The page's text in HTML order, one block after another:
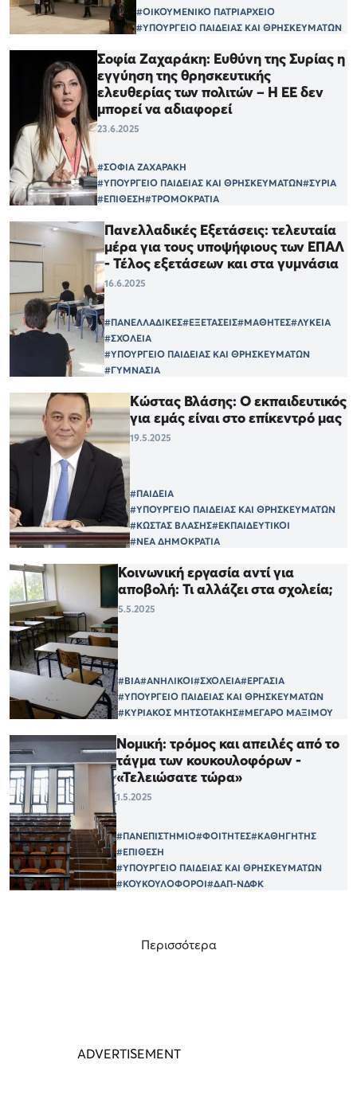
#ΟΙΚΟΥΜΕΝΙΚΟ ΠΑΤΡΙΑΡΧΕΙΟ
#ΥΠΟΥΡΓΕΙΟ ΠΑΙΔΕΙΑΣ ΚΑΙ ΘΡΗΣΚΕΥΜΑΤΩΝ
Σοφία Ζαχαράκη: Ευθύνη της Συρίας η
εγγύηση της θρησκευτικής
ελευθερίας των πολιτών – Η ΕΕ δεν
μπορεί να αδιαφορεί
23.6.2025
#ΣΟΦΙΑ ΖΑΧΑΡΑΚΗ
#ΥΠΟΥΡΓΕΙΟ ΠΑΙΔΕΙΑΣ ΚΑΙ ΘΡΗΣΚΕΥΜΑΤΩΝ#ΣΥΡΙΑ
#ΕΠΙΘΕΣΗ#ΤΡΟΜΟΚΡΑΤΙΑ
Πανελλαδικές Εξετάσεις: τελευταία
μέρα για τους υποψήφιους των ΕΠΑΛ
- Τέλος εξετάσεων και στα γυμνάσια
16.6.2025
#ΠΑΝΕΛΛΑΔΙΚΕΣ#ΕΞΕΤΑΣΕΙΣ#ΜΑΘΗΤΕΣ#ΛΥΚΕΙΑ
#ΣΧΟΛΕΙΑ
#ΥΠΟΥΡΓΕΙΟ ΠΑΙΔΕΙΑΣ ΚΑΙ ΘΡΗΣΚΕΥΜΑΤΩΝ
#ΓΥΜΝΑΣΙΑ
Κώστας Βλάσης: Ο εκπαιδευτικός
για εμάς είναι στο επίκεντρό μας
19.5.2025
#ΠΑΙΔΕΙΑ
#ΥΠΟΥΡΓΕΙΟ ΠΑΙΔΕΙΑΣ ΚΑΙ ΘΡΗΣΚΕΥΜΑΤΩΝ
#ΚΩΣΤΑΣ ΒΛΑΣΗΣ#ΕΚΠΑΙΔΕΥΤΙΚΟΙ
#ΝΕΑ ΔΗΜΟΚΡΑΤΙΑ
Κοινωνική εργασία αντί για
αποβολή: Τι αλλάζει στα σχολεία;
5.5.2025
#ΒΙΑ#ΑΝΗΛΙΚΟΙ#ΣΧΟΛΕΙΑ#ΕΡΓΑΣΙΑ
#ΥΠΟΥΡΓΕΙΟ ΠΑΙΔΕΙΑΣ ΚΑΙ ΘΡΗΣΚΕΥΜΑΤΩΝ
#ΚΥΡΙΑΚΟΣ ΜΗΤΣΟΤΑΚΗΣ#ΜΕΓΑΡΟ ΜΑΞΙΜΟΥ
Νομική: τρόμος και απειλές από το
τάγμα των κουκουλοφόρων -
«Τελειώσατε τώρα»
1.5.2025
#ΠΑΝΕΠΙΣΤΗΜΙΟ#ΦΟΙΤΗΤΕΣ#ΚΑΘΗΓΗΤΗΣ
#ΕΠΙΘΕΣΗ
#ΥΠΟΥΡΓΕΙΟ ΠΑΙΔΕΙΑΣ ΚΑΙ ΘΡΗΣΚΕΥΜΑΤΩΝ
#ΚΟΥΚΟΥΛΟΦΟΡΟΙ#ΔΑΠ-ΝΔΦΚ
Περισσότερα